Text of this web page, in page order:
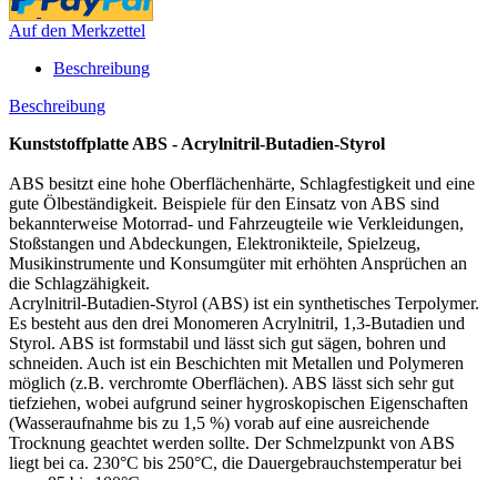
Auf den Merkzettel
Beschreibung
Beschreibung
Kunststoffplatte ABS - Acrylnitril-Butadien-Styrol
ABS besitzt eine hohe Oberflächenhärte, Schlagfestigkeit und eine
gute Ölbeständigkeit. Beispiele für den Einsatz von ABS sind
bekannterweise Motorrad- und Fahrzeugteile wie Verkleidungen,
Stoßstangen und Abdeckungen, Elektronikteile, Spielzeug,
Musikinstrumente und Konsumgüter mit erhöhten Ansprüchen an
die Schlagzähigkeit.
Acrylnitril-Butadien-Styrol (ABS) ist ein synthetisches Terpolymer.
Es besteht aus den drei Monomeren Acrylnitril, 1,3-Butadien und
Styrol. ABS ist formstabil und lässt sich gut sägen, bohren und
schneiden. Auch ist ein Beschichten mit Metallen und Polymeren
möglich (z.B. verchromte Oberflächen). ABS lässt sich sehr gut
tiefziehen, wobei aufgrund seiner hygroskopischen Eigenschaften
(Wasseraufnahme bis zu 1,5 %) vorab auf eine ausreichende
Trocknung geachtet werden sollte. Der Schmelzpunkt von ABS
liegt bei ca. 230°C bis 250°C, die Dauergebrauchstemperatur bei